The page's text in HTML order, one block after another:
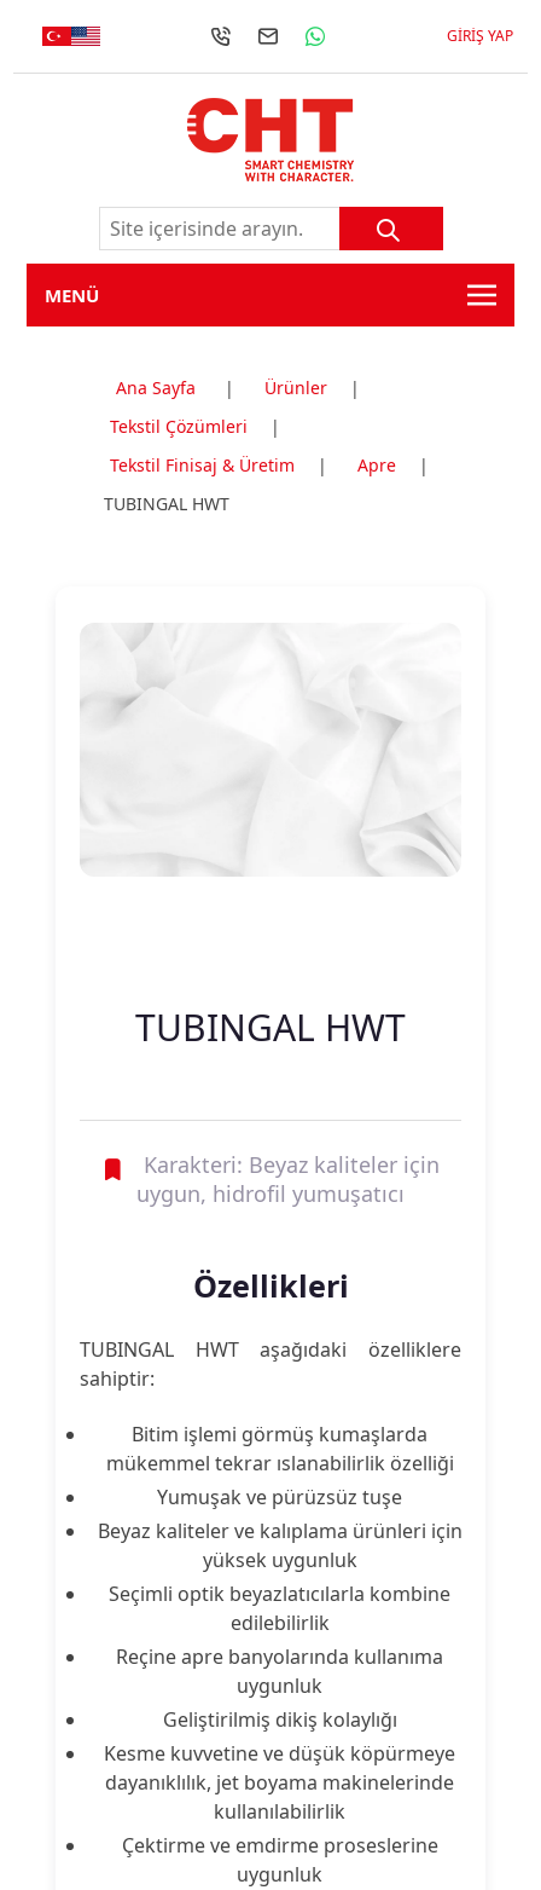
GIRIŞ YAP
MENÜ
Ana Sayfa | Ürünler
|
Tekstil Çözümleri
|
Tekstil Finisaj & Üretim
| Apre
|
TUBINGAL HWT
TUBINGAL HWT
Karakteri: Beyaz kaliteler için
uygun, hidrofil yumuşatıcı
Özellikleri
TUBINGAL HWT aşağıdaki özelliklere
sahiptir:
Bitim işlemi görmüş kumaşlarda
mükemmel tekrar ıslanabilirlik özelliği
Yumuşak ve pürüzsüz tuşe
Beyaz kaliteler ve kalıplama ürünleri için
yüksek uygunluk
Seçimli optik beyazlatıcılarla kombine
edilebilirlik
Reçine apre banyolarında kullanıma
uygunluk
Geliştirilmiş dikiş kolaylığı
Kesme kuvvetine ve düşük köpürmeye
dayanıklılık, jet boyama makinelerinde
kullanılabilirlik
Çektirme ve emdirme proseslerine
uygunluk